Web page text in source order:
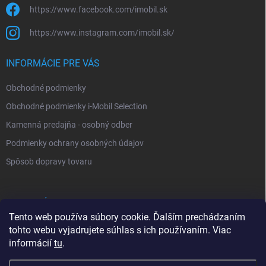
Tento web používa súbory cookie. Ďalším prechádzaním
tohto webu vyjadrujete súhlas s ich používaním. Viac
informácií tu.
https://www.facebook.com/imobil.sk
https://www.instagram.com/imobil.sk/
INFORMÁCIE PRE VÁS
Obchodné podmienky
Obchodné podmienky i-Mobil Selection
Kamenná predajňa - osobný odber
Podmienky ochrany osobných údajov
Spôsob dopravy tovaru